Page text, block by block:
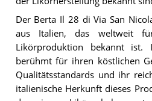
Der Berta Il 28 di Via San
aus Italien, das weltweit
Likörproduktion bekannt ist.
berühmt für ihren köstlichen
Qualitätsstandards und ihr
italienische Herkunft dieses